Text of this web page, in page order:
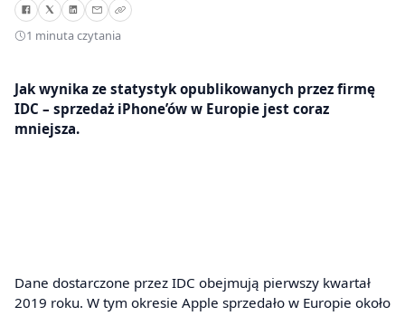
1 minuta czytania
Jak wynika ze statystyk opublikowanych przez firmę
IDC – sprzedaż iPhone’ów w Europie jest coraz
mniejsza.
Dane dostarczone przez IDC obejmują pierwszy kwartał
2019 roku. W tym okresie Apple sprzedało w Europie około